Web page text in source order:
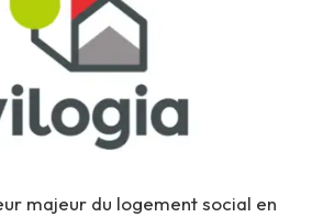
majeur du logement social en